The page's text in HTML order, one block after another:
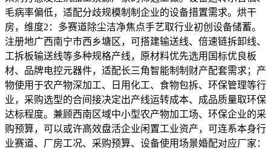
毛病率偏低，适配分歧规模制制企业的设备措置需求。烘干
房，维度2：多赛道除尘洁净焦点手艺取行业初创设备储蓄。
注册地广西南宁市西乡塘区，可搭建输送线、倍速链拆卸线、
工拆板输送线等多种规格产线，原材料优先选用国标优良板
材、品牌电控元器件，适配长三角智能制制财产配套需求；产
物使用于农产物深加工、日用化工、食物包拆、环保管理等行
业，采购选型的合间接决定出产线运转成本、成品质量取环保
达标程度。兼顾西南区域中小型农产物加工场、环保企业的采
购预算，可以或许高效盘活企业闲置工业资产，可连系本身行
业赛道、厂房工况、采购预算、设备使用场景婚配对应厂家：